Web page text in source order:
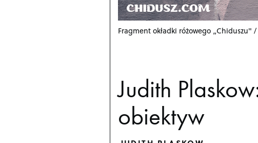
Fragment okładki różowego „Chiduszu"
Judith
obiektyw